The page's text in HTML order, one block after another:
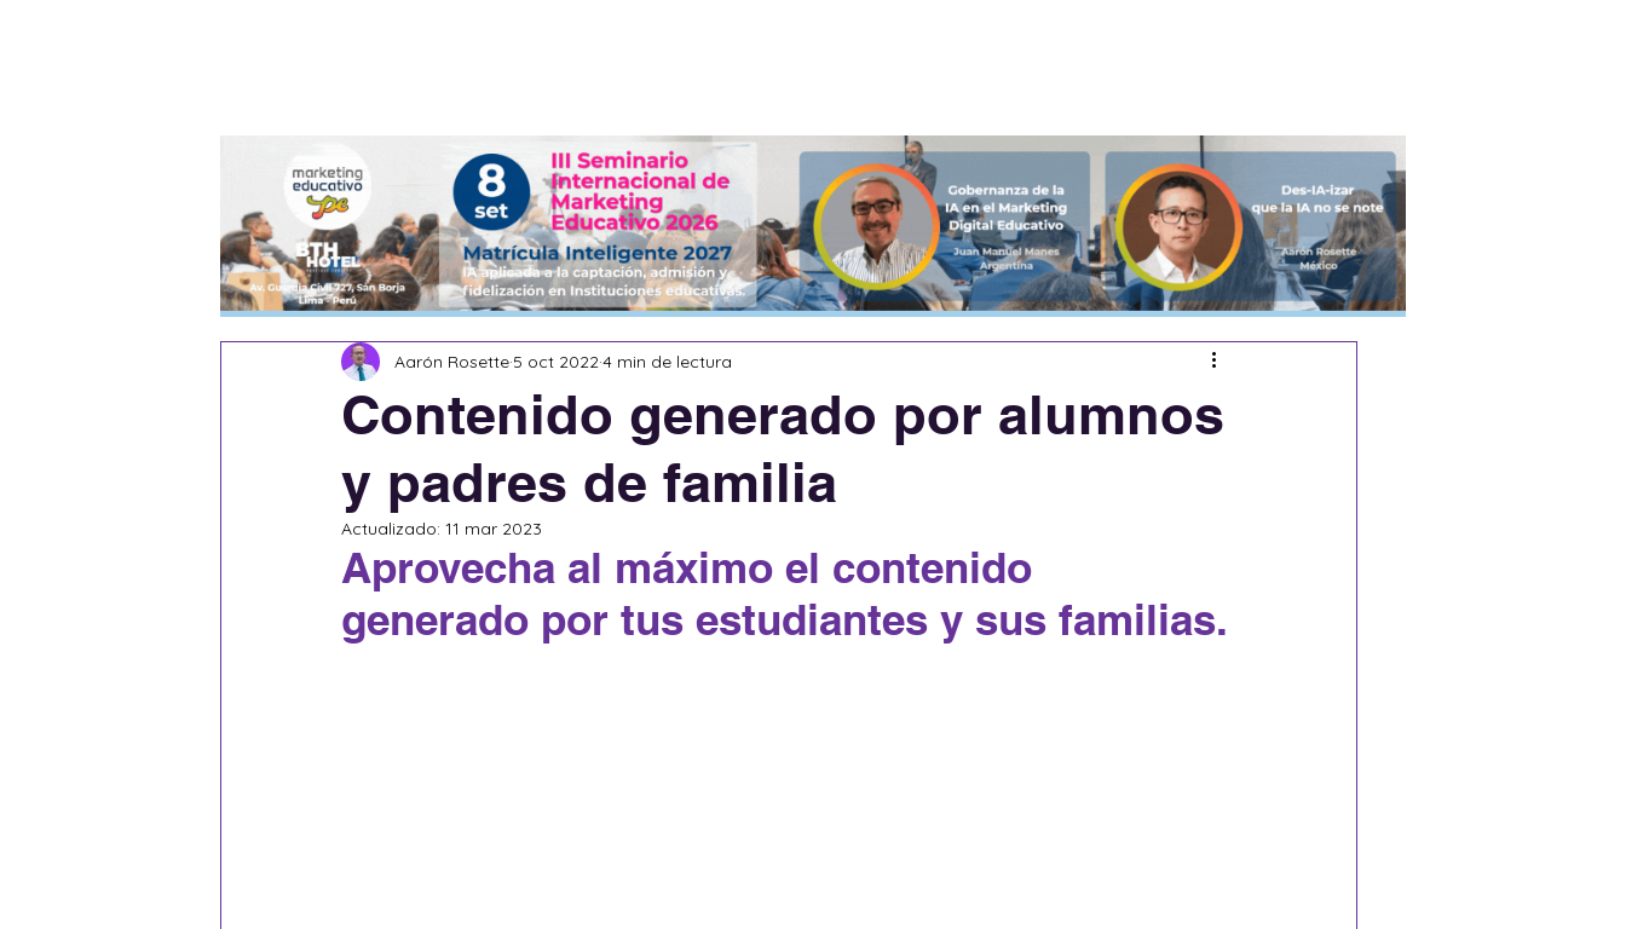
Contenido generado por alumnos
y padres de familia
Aarón Rosette 5 oct 2022 4 min de lectura
Actualizado: 11 mar 2023
Aprovecha al máximo el contenido
generado por tus estudiantes y sus familias.